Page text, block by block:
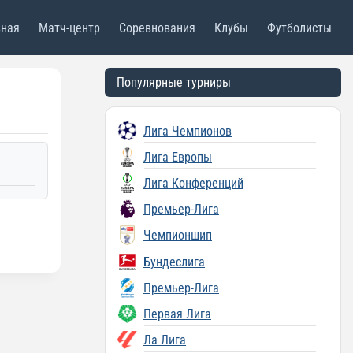
Матч-центр Соревнования Клубы Футболисты
Популярные турниры
Лига Чемпионов
Лига Европы
Лига Конференций
Премьер-Лига
Чемпионшип
Бундеслига
Премьер-Лига
Первая Лига
Ла Лига